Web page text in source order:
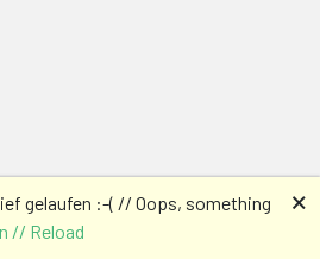
gelaufen :-( // Oops, something
// Reload
🗙